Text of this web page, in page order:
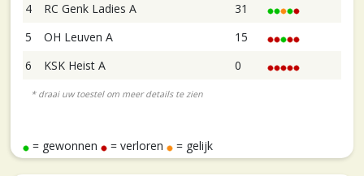
4
RC Genk Ladies A
31
5
OH Leuven A
15
6
KSK Heist A 0
= gewonnen = verloren = gelijk